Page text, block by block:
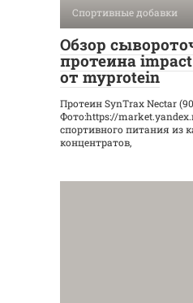
Спортивные добавки
Обзор
протеина
от myprotein
Протеин SynTrax Nectar
Фото:https://
спортивного питания из
концентратов,